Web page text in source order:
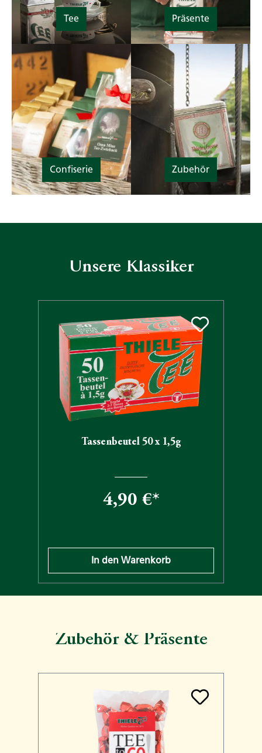
Tee Präsente
Confiserie Zubehör
Unsere Klassiker
Tassenbeutel 50 x 1,5g
4,90 €*
In den Warenkorb
Zubehör & Präsente